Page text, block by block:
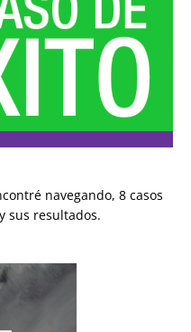
navegando, 8 casos
sus resultados.